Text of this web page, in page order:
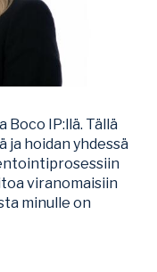
Boco IP:llä. Tällä
hoidan yhdessä
viranomaisiin
minulle on